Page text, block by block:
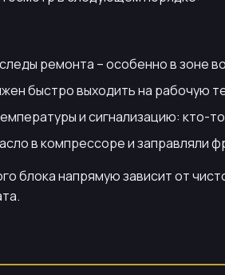
ремонта – особенно в зоне
быстро выходить на рабочую
и сигнализацию: кто-
в компрессоре и заправляли
блока напрямую зависит от